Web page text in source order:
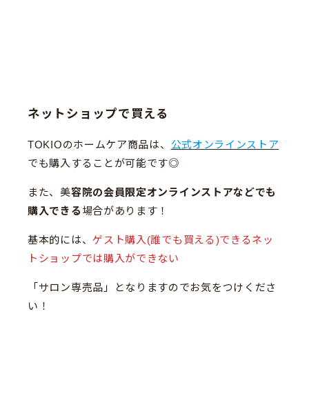
ネットショップで買える
TOKIOのホームケア商品は、 公式オンラインストア
でも購入することが可能です◎
また、美容院の会員限定オンラインストアなどでも
購入できる 場合があります！
基本的には、ゲスト購入(誰でも買える)できるネッ
トショップでは購入ができない
「サロン専売品」となりますのでお気をつけくださ
い！